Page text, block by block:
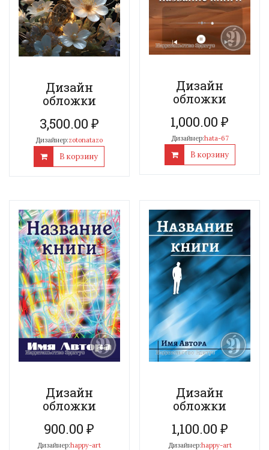
Дизайн
обложки
3,500.00 ₽
Дизайнер:zotonatazo
В корзину
Дизайн
обложки
1,000.00₽
Дизайнер:hata-67
В корзину
Дизайн
обложки
900.00₽
Дизайнер:happy-art
Дизайн
обложки
1,100.00 ₽
Дизайнер:happy-art